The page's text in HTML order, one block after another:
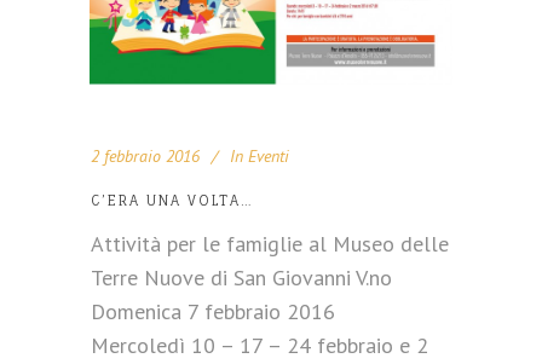
2 febbraio 2016 In Eventi
C’ERA UNA VOLTA…
Attività per le famiglie al Museo delle
Terre Nuove di San Giovanni V.no
Domenica 7 febbraio 2016
Mercoledì 10 – 17 – 24 febbraio e 2